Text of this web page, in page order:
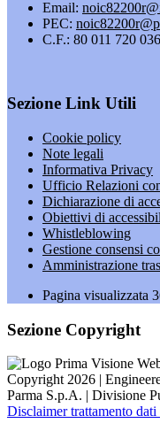
Email:
PEC:
C.F.: 80 011 720 036
Sezione Link Utili
Cookie policy
Note legali
Informativa Privacy
Ufficio Relazioni
Dichiarazione di
Obiettivi di
Whistleblowing
Gestione consensi
Amministrazione
Pagina visualizzata
Sezione Copyright
Copyright 2026 |
Parma S.p.A. | Divisione
Disclaimer trattamento dati